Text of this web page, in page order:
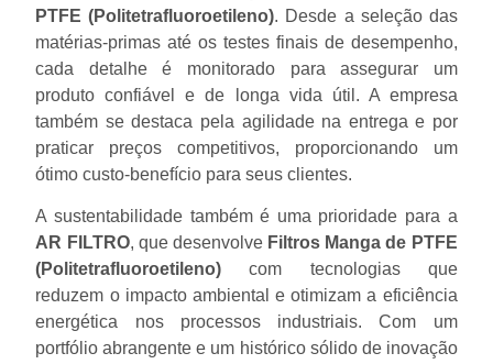
PTFE (Politetrafluoroetileno). Desde a seleção das
matérias-primas até os testes finais de desempenho,
cada detalhe é monitorado para assegurar um
produto confiável e de longa vida útil. A empresa
também se destaca pela agilidade na entrega e por
praticar preços competitivos, proporcionando um
ótimo custo-benefício para seus clientes.
A sustentabilidade também é uma prioridade para a
AR FILTRO, que desenvolve Filtros Manga de PTFE
(Politetrafluoroetileno) com tecnologias que
reduzem o impacto ambiental e otimizam a eficiência
energética nos processos industriais. Com um
portfólio abrangente e um histórico sólido de inovação